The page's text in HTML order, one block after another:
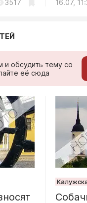
на
04.08, 17:46
ракеты
05.08, 17:05
Общество
В
3517 16.07,
4453 16.07,
1911 16.07,
и обсудить тему со
её сюда